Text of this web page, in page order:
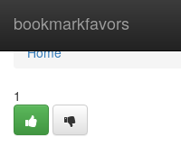
bookmarkfavors
Home
Home
1